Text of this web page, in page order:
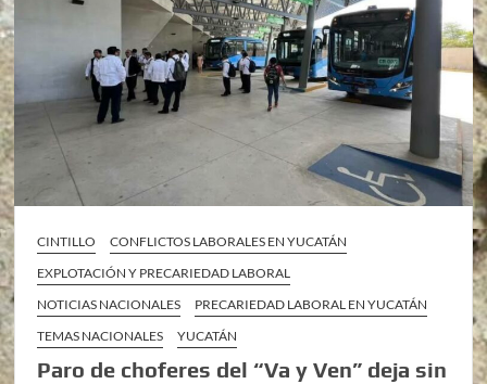
CINTILLO
CONFLICTOS LABORALES EN YUCATÁN
EXPLOTACIÓN Y PRECARIEDAD LABORAL
NOTICIAS NACIONALES
PRECARIEDAD LABORAL EN YUCATÁN
TEMAS NACIONALES
YUCATÁN
Paro de choferes del “Va y Ven” deja sin